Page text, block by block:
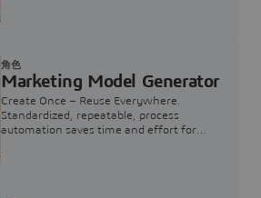
Marketing Model Generator
Create Once – Reuse Everywhere.
Standardized, repeatable, process
automation saves time and effort for
角色